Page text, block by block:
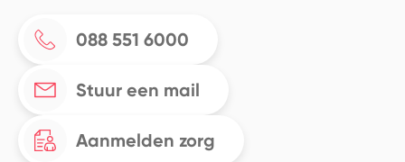
088 551 6000
Stuur een mail
Aanmelden zorg